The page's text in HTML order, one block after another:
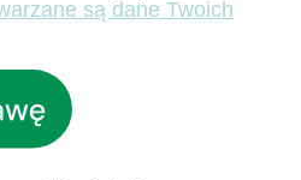
są dane Twoich